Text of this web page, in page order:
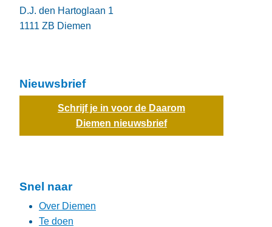
D.J. den Hartoglaan 1
1111 ZB Diemen
Nieuwsbrief
Schrijf je in voor de Daarom
Diemen nieuwsbrief
Snel naar
Over Diemen
Te doen